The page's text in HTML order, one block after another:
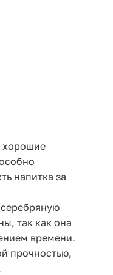
хорошие
напитка за
так как она
времени.
прочностью,